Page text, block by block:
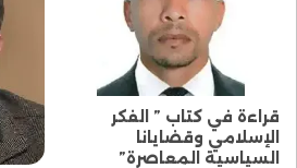
قراءة في كتاب ” الفكر
الإسلامي وقضايانا
السياسية المعاصرة”